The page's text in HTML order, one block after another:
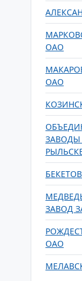
ОАО
ОАО
ЗАВОДЫ
ЗАВОД
ОАО